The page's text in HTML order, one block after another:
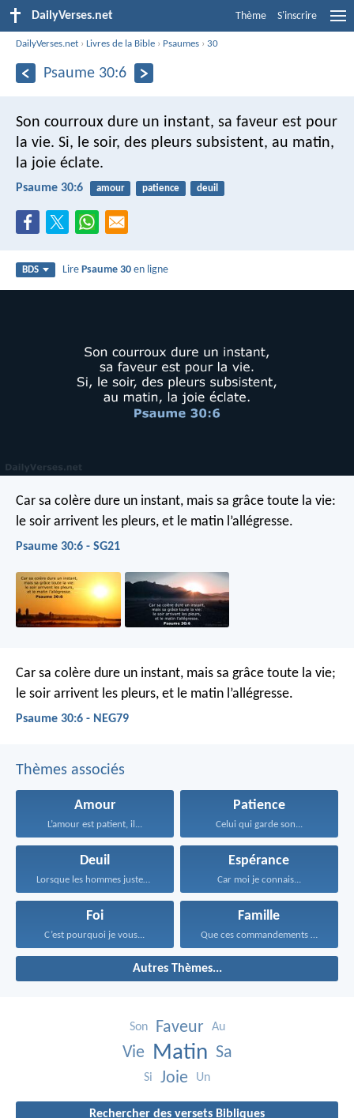
DailyVerses.net Thème S'inscrire
DailyVerses.net ›Livres de la Bible › Psaumes ›30
Psaume 30:6
Son courroux dure un instant, sa faveur est pour
la vie. Si, le soir, des pleurs subsistent, au matin,
la joie éclate.
Psaume 30:6 amour patience deuil
BDS LirePsaume 30 en ligne
Car sa colère dure un instant, mais sa grâce toute la vie:
le soir arrivent les pleurs, et le matin l’allégresse.
Psaume 30:6 - SG21
Car sa colère dure un instant, mais sa grâce toute la vie;
le soir arrivent les pleurs, et le matin l’allégresse.
Psaume 30:6 - NEG79
Thèmes associés
Amour
L’amour est patient, il...
Patience
Celui qui garde son...
Deuil
Lorsque les hommes justes...
Espérance
Car moi je connais...
Foi
C’est pourquoi je vous...
Famille
Que ces commandements que...
Autres Thèmes...
Son Faveur Au
Vie Matin Sa
Si Joie Un
Rechercher des versets Bibliques